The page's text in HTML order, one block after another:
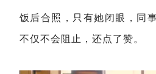
饭后合照，只有她闭眼，同
不仅不会阻止，还点了赞。